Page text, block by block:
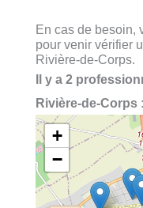
En cas de besoin,
pour venir vérifier
Rivière-de-Corps.
Il y a 2
Rivière-de-Corps :
+
−